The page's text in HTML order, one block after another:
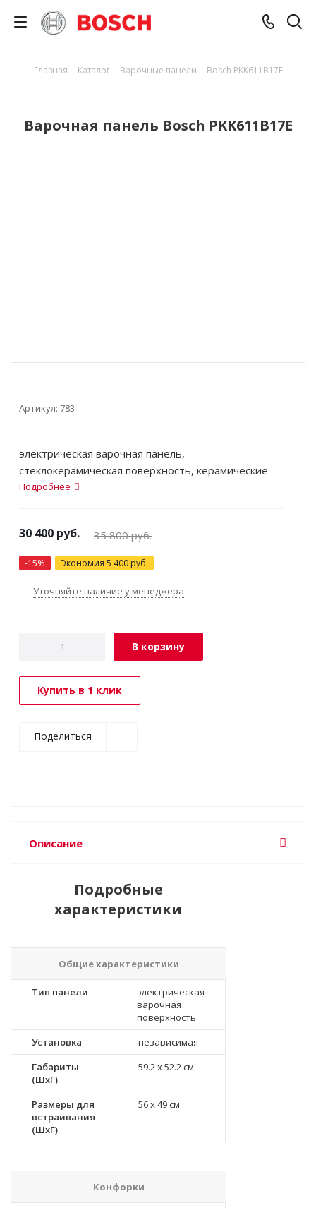
Главная - Каталог - Варочные панели - Bosch PKK611B17E
Варочная панель Bosch PKK611B17E
Артикул: 783
электрическая варочная панель,
стеклокерамическая поверхность, керамические
конфорки, двухконтурная конфорка,
установка, габариты (ШхГ) 59.2x52.2 см
Подробнее
30 400 руб. 35 800руб.
-15% Экономия 5 400 руб.
Уточняйте наличие у менеджера
В корзину
Купить в 1 клик
Поделиться
Описание
Подробные
характеристики
Общие характеристики
Тип панели
электрическая
варочная
поверхность
Установка
независимая
Габариты
(ШхГ)
59.2 x 52.2 см
Размеры для
встраивания
(ШхГ)
56 x 49 см
Конфорки